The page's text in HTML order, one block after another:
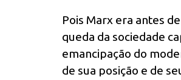
Pois Marx era antes
queda da sociedade
emancipação do
de sua posição e de